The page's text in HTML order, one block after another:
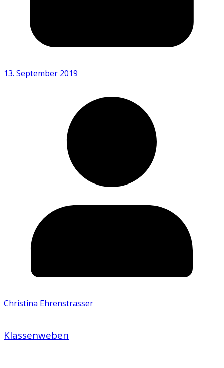
13. September 2019
Christina Ehrenstrasser
Klassenweben